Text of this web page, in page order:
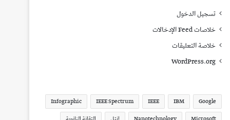
تسجيل الدخول
خلاصات Feed الإدخالات
خلاصة التعليقات
WordPress.org
Google
IBM
IEEE
IEEE Spectrum
Infographic